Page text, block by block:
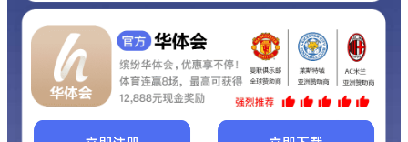
联系我们!